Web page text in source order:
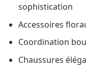
sophistication
Accessoires
Coordination
Chaussures